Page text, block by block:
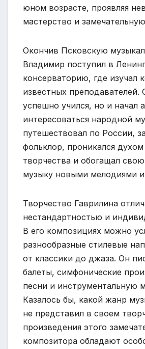
юном возрасте, проявляя
мастерство и
Окончив Псковскую
Владимир поступил в
консерваторию, где изучал
известных преподавателей.
успешно учился, но и начал
интересоваться народной
путешествовал по России,
фольклор, проникался
творчества и обогащал
музыку новыми мелодиями
Творчество Гаврилина
нестандартностью и
В его композициях можно
разнообразные стилевые
от классики до джаза. Он
балеты, симфонические
песни и инструментальную
Казалось бы, какой жанр
не представил в своем
произведения этого
композитора обладают